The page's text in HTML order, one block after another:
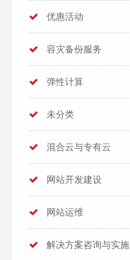
优惠活动
容灾备份服务
弹性计算
未分类
混合云与专有云
网站开发建设
网站运维
解决方案咨询与实施